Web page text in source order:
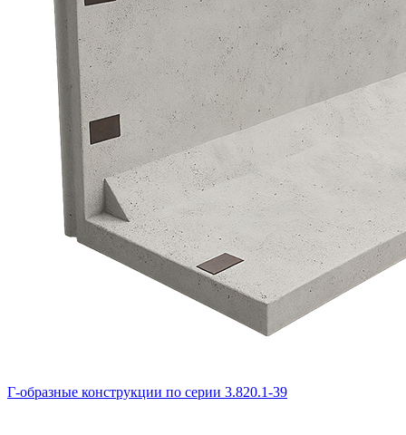
Г-образные конструкции по серии 3.820.1-39